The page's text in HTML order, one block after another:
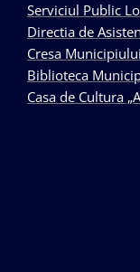
Serviciul Public
Directia de
Cresa
Biblioteca
Casa de Cultura